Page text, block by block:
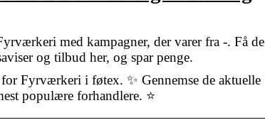
med kampagner, der varer fra -. Få de
og tilbud her, og spar penge.
Fyrværkeri i føtex. ✨ Gennemse de aktuelle
populære forhandlere. ⭐